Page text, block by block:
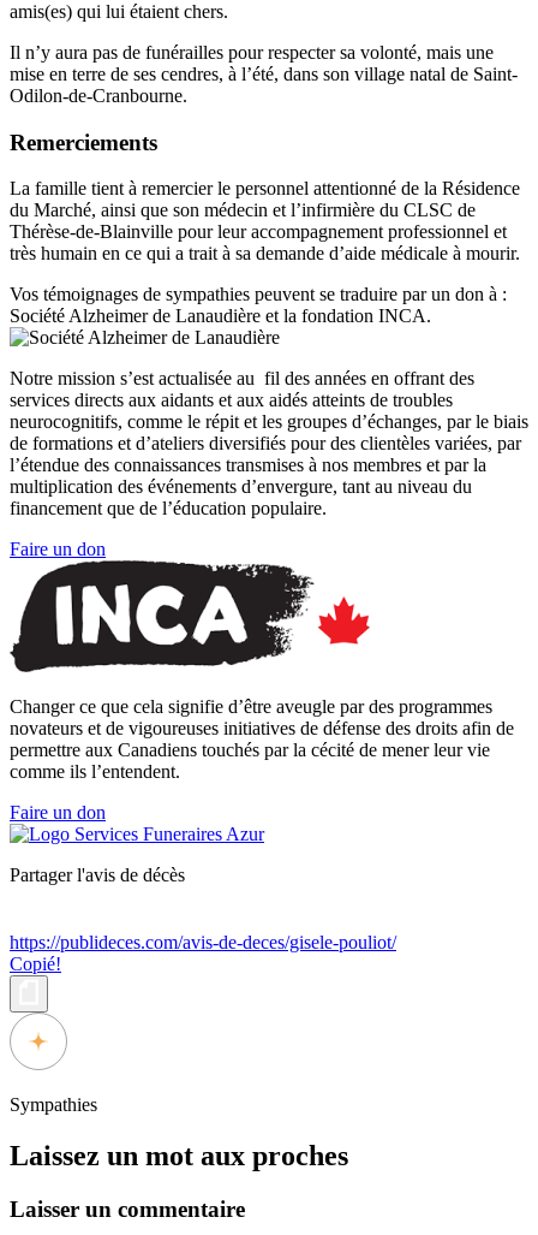
amis(es) qui lui étaient chers.
Il n’y aura pas de funérailles pour respecter sa volonté, mais une
mise en terre de ses cendres, à l’été, dans son village natal de Saint-
Odilon-de-Cranbourne.
Remerciements
La famille tient à remercier le personnel attentionné de la Résidence
du Marché, ainsi que son médecin et l’infirmière du CLSC de
Thérèse-de-Blainville pour leur accompagnement professionnel et
très humain en ce qui a trait à sa demande d’aide médicale à mourir.
Vos témoignages de sympathies peuvent se traduire par un don à :
Société Alzheimer de Lanaudière et la fondation INCA.
Notre mission s’est actualisée au ­ fil des années en offrant des
services directs aux aidants et aux aidés atteints de troubles
neurocognitifs, comme le répit et les groupes d’échanges, par le biais
de formations et d’ateliers diversi­fiés pour des clientèles variées, par
l’étendue des connaissances transmises à nos membres et par la
multiplication des événements d’envergure, tant au niveau du
financement que de l’éducation populaire.
Faire un don
Changer ce que cela signifie d’être aveugle par des programmes
novateurs et de vigoureuses initiatives de défense des droits afin de
permettre aux Canadiens touchés par la cécité de mener leur vie
comme ils l’entendent.
Faire un don
Partager l'avis de décès
https://publideces.com/avis-de-deces/gisele-pouliot/
Copié!
Sympathies
Laissez un mot aux proches
Laisser un commentaire